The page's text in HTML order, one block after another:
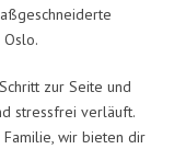
zur Seite und
stressfrei verläuft.
wir bieten dir